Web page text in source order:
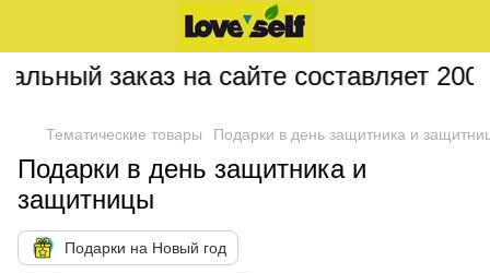
заказ на сайте составляет 200
Тематические товары Подарки в день защитника и
Подарки в день защитника и
защитницы
Подарки на Новый год